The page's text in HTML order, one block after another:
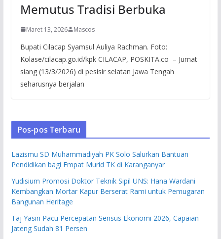
Memutus Tradisi Berbuka
Maret 13, 2026 Mascos
Bupati Cilacap Syamsul Auliya Rachman. Foto:
Kolase/cilacap.go.id/kpk CILACAP, POSKITA.co – Jumat
siang (13/3/2026) di pesisir selatan Jawa Tengah
seharusnya berjalan
Pos-pos Terbaru
Lazismu SD Muhammadiyah PK Solo Salurkan Bantuan
Pendidikan bagi Empat Murid TK di Karanganyar
Yudisium Promosi Doktor Teknik Sipil UNS: Hana Wardani
Kembangkan Mortar Kapur Berserat Rami untuk Pemugaran
Bangunan Heritage
Taj Yasin Pacu Percepatan Sensus Ekonomi 2026, Capaian
Jateng Sudah 81 Persen